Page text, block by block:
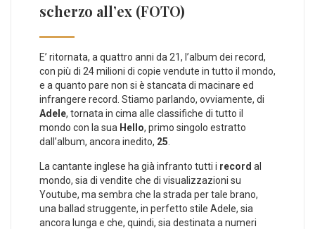
scherzo all’ex (FOTO)
E’ ritornata, a quattro anni da 21, l’album dei record,
con più di 24 milioni di copie vendute in tutto il mondo,
e a quanto pare non si è stancata di macinare ed
infrangere record. Stiamo parlando, ovviamente, di
Adele, tornata in cima alle classifiche di tutto il
mondo con la sua Hello, primo singolo estratto
dall’album, ancora inedito, 25
La cantante inglese ha già infranto tutti i record al
mondo, sia di vendite che di visualizzazioni su
Youtube, ma sembra che la strada per tale brano,
una ballad struggente, in perfetto stile Adele, sia
ancora lunga e che, quindi, sia destinata a numeri